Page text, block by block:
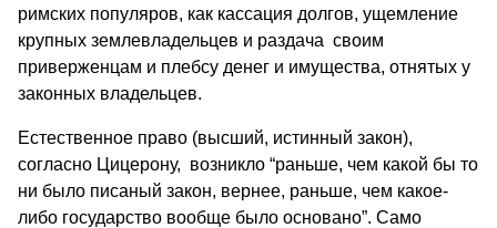
римских популяров, как кассация долгов, ущемление
крупных землевладельцев и раздача своим
приверженцам и плебсу денег и имущества, отнятых у
законных владельцев.
Естественное право (высший, истинный закон),
согласно Цицерону, возникло “раньше, чем какой бы то
ни было писаный закон, вернее, раньше, чем какое-
либо государство вообще было основано”. Само